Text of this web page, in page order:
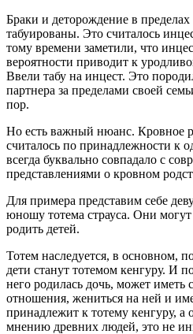
Браки и деторождение в
табуированы. Это считалось
тому времени заметили, что
вероятности приводит к
Ввели табу на инцест. Это
партнера за пределами своей
пор.
Но есть важный нюанс. Кровное
считалось по принадлежности к
всегда буквально совпадало с
представлениями о кровном
Для примера представим себе
юношу тотема страуса. Они
родить детей.
Тотем наследуется, в основном,
дети станут тотемом кенгуру. И
него родилась дочь, может иметь
отношения, жениться на ней и
принадлежит к тотему кенгуру,
мнению древних людей, это не